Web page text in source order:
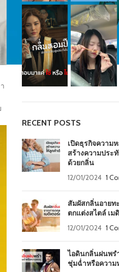
RECENT POSTS
เปิดธุรกิจความ
สร้างความประ
ด้วยกลิ่น
12/01/2024 1
สัมผัสกลิ่นอายท
ตกแต่งสไตล์ เม
12/01/2024 1
ไอดินกลิ่นฝนพร
ชุ่มฉ่ำหรือความ